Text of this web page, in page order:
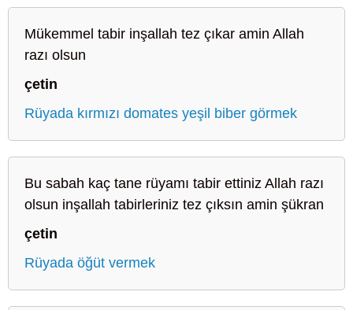
Mükemmel tabir inşallah tez çıkar amin Allah
razı olsun
çetin
Rüyada kırmızı domates yeşil biber görmek
Bu sabah kaç tane rüyamı tabir ettiniz Allah razı
olsun inşallah tabirleriniz tez çıksın amin şükran
çetin
Rüyada öğüt vermek